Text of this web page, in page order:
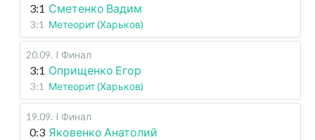
3:1 Сметенко Вадим
3:1 Метеорит (Харьков)
20.09. I Финал
3:1 Оприщенко Егор
3:1 Метеорит (Харьков)
19.09. I Финал
0:3 Яковенко Анатолий